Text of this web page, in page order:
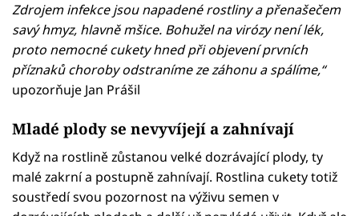
Zdrojem infekce jsou napadené rostliny a přenašečem
savý hmyz, hlavně mšice. Bohužel na virózy není lék,
proto nemocné cukety hned při objevení prvních
příznaků choroby odstraníme ze záhonu a spálíme,“
upozorňuje Jan Prášil
Mladé plody se nevyvíjejí a zahnívají
Když na rostlině zůstanou velké dozrávající plody, ty
malé zakrní a postupně zahnívají. Rostlina cukety totiž
soustředí svou pozornost na výživu semen v